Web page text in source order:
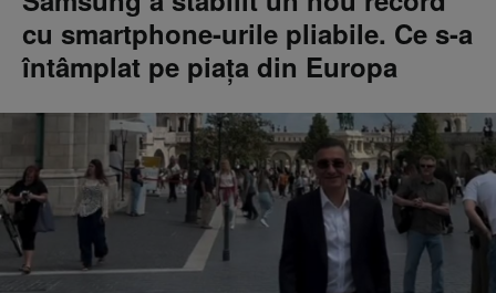
cu smartphone-urile pliabile. Ce s-a
întâmplat pe piața din Europa